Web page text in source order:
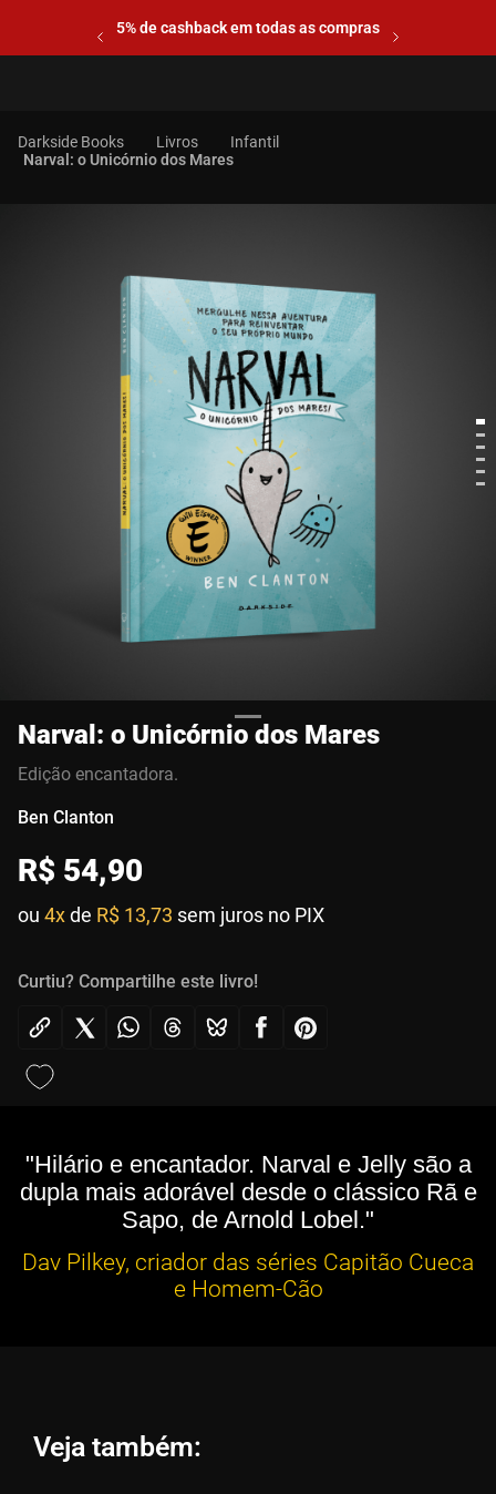
5% de cashback em todas as compras
Livros
Infantil
Narval: o Unicórnio dos Mares
Narval: o Unicórnio dos Mares
Edição encantadora.
Ben Clanton
R$ 54,90
ou 4xde R$ 13,73 sem juros no PIX
Curtiu? Compartilhe este livro!
"Hilário e encantador. Narval e Jelly são a
dupla mais adorável desde o clássico Rã e
Sapo, de Arnold Lobel."
Dav Pilkey, criador das séries Capitão Cueca
e Homem-Cão
Veja também: